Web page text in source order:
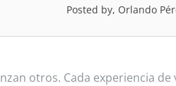
Posted by, Orlando
otros. Cada experiencia